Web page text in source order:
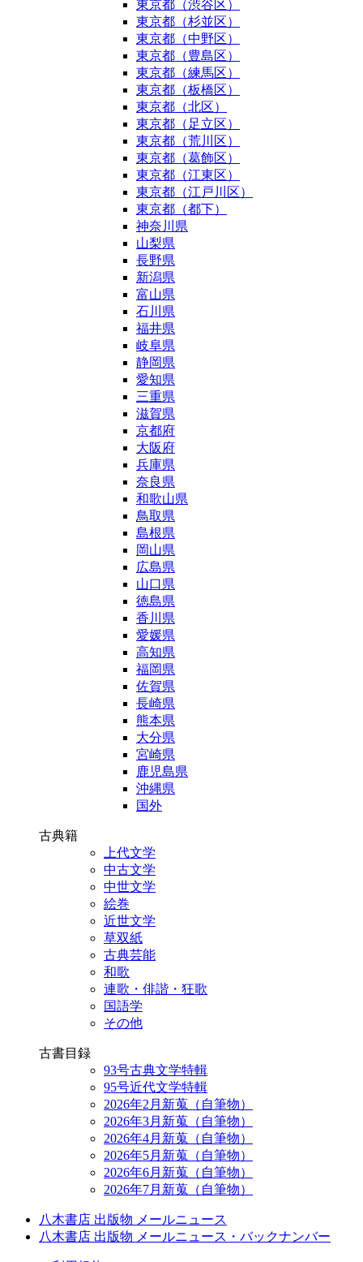
東京都（渋谷区）
東京都（杉並区）
東京都（中野区）
東京都（豊島区）
東京都（練馬区）
東京都（板橋区）
東京都（北区）
東京都（足立区）
東京都（荒川区）
東京都（葛飾区）
東京都（江東区）
東京都（江戸川区）
東京都（都下）
神奈川県
山梨県
長野県
新潟県
富山県
石川県
福井県
岐阜県
静岡県
愛知県
三重県
滋賀県
京都府
大阪府
兵庫県
奈良県
和歌山県
鳥取県
島根県
岡山県
広島県
山口県
徳島県
香川県
愛媛県
高知県
福岡県
佐賀県
長崎県
熊本県
大分県
宮崎県
鹿児島県
沖縄県
国外
古典籍
上代文学
中古文学
中世文学
絵巻
近世文学
草双紙
古典芸能
和歌
連歌・俳諧・狂歌
国語学
その他
古書目録
93号古典文学特輯
95号近代文学特輯
2026年2月新蒐（自筆物）
2026年3月新蒐（自筆物）
2026年4月新蒐（自筆物）
2026年5月新蒐（自筆物）
2026年6月新蒐（自筆物）
2026年7月新蒐（自筆物）
八木書店 出版物 メールニュース
八木書店 出版物 メールニュース・バックナンバー